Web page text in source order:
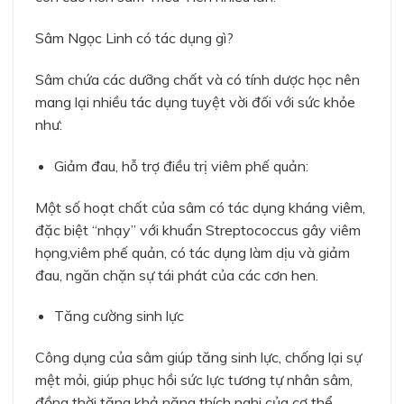
Sâm Ngọc Linh có tác dụng gì?
Sâm chứa các dưỡng chất và có tính dược học nên
mang lại nhiều tác dụng tuyệt vời đối với sức khỏe
như:
Giảm đau, hỗ trợ điều trị viêm phế quản:
Một số hoạt chất của sâm có tác dụng kháng viêm,
đặc biệt “nhạy” với khuẩn Streptococcus gây viêm
họng,viêm phế quản, có tác dụng làm dịu và giảm
đau, ngăn chặn sự tái phát của các cơn hen.
Tăng cường sinh lực
Công dụng của sâm giúp tăng sinh lực, chống lại sự
mệt mỏi, giúp phục hồi sức lực tương tự nhân sâm,